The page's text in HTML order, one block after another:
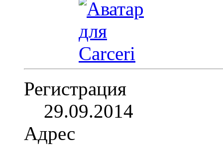
Регистрация
29.09.2014
Адрес